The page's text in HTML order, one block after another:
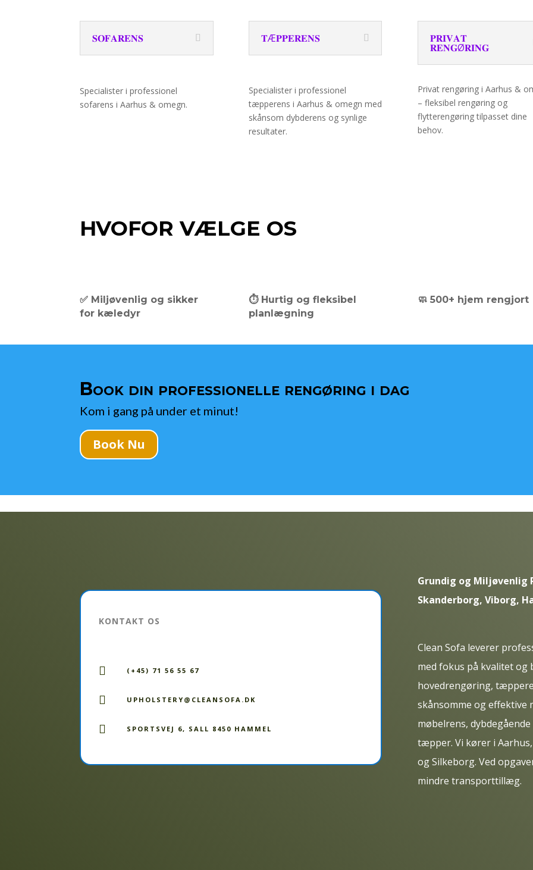
𝐒𝐎𝐅𝐀𝐑𝐄𝐍𝐒
Specialister i professionel
sofarens i Aarhus & omegn.
𝐓Æ𝐏𝐏𝐄𝐑𝐄𝐍𝐒
Specialister i professionel
tæpperens i Aarhus & omegn med
skånsom dybderens og synlige
resultater.
𝐏𝐑𝐈𝐕𝐀𝐓
𝐑𝐄𝐍𝐆Ø𝐑𝐈𝐍𝐆
Privat rengøring i Aarhus &
– fleksibel rengøring og
flytterengøring tilpasset dine
behov.
HVOFOR VÆLGE OS
✅ Miljøvenlig og sikker
for kæledyr
⏱️ Hurtig og fleksibel
planlægning
🧼 500+ hjem rengjort
Book din professionelle rengøring i dag
Kom i gang på under et minut!
Book Nu
KONTAKT OS
 (+45) 71 56 55 67
 UPHOLSTERY@CLEANSOFA.DK
 SPORTSVEJ 6, SALL 8450 HAMMEL
Grundig og Miljøvenlig
Skanderborg, Viborg,
Clean Sofa leverer
med fokus på kvalitet
hovedrengøring,
skånsomme og effektive
møbelrens,
tæpper. Vi kører i
og Silkeborg. Ved
mindre transporttillæg.